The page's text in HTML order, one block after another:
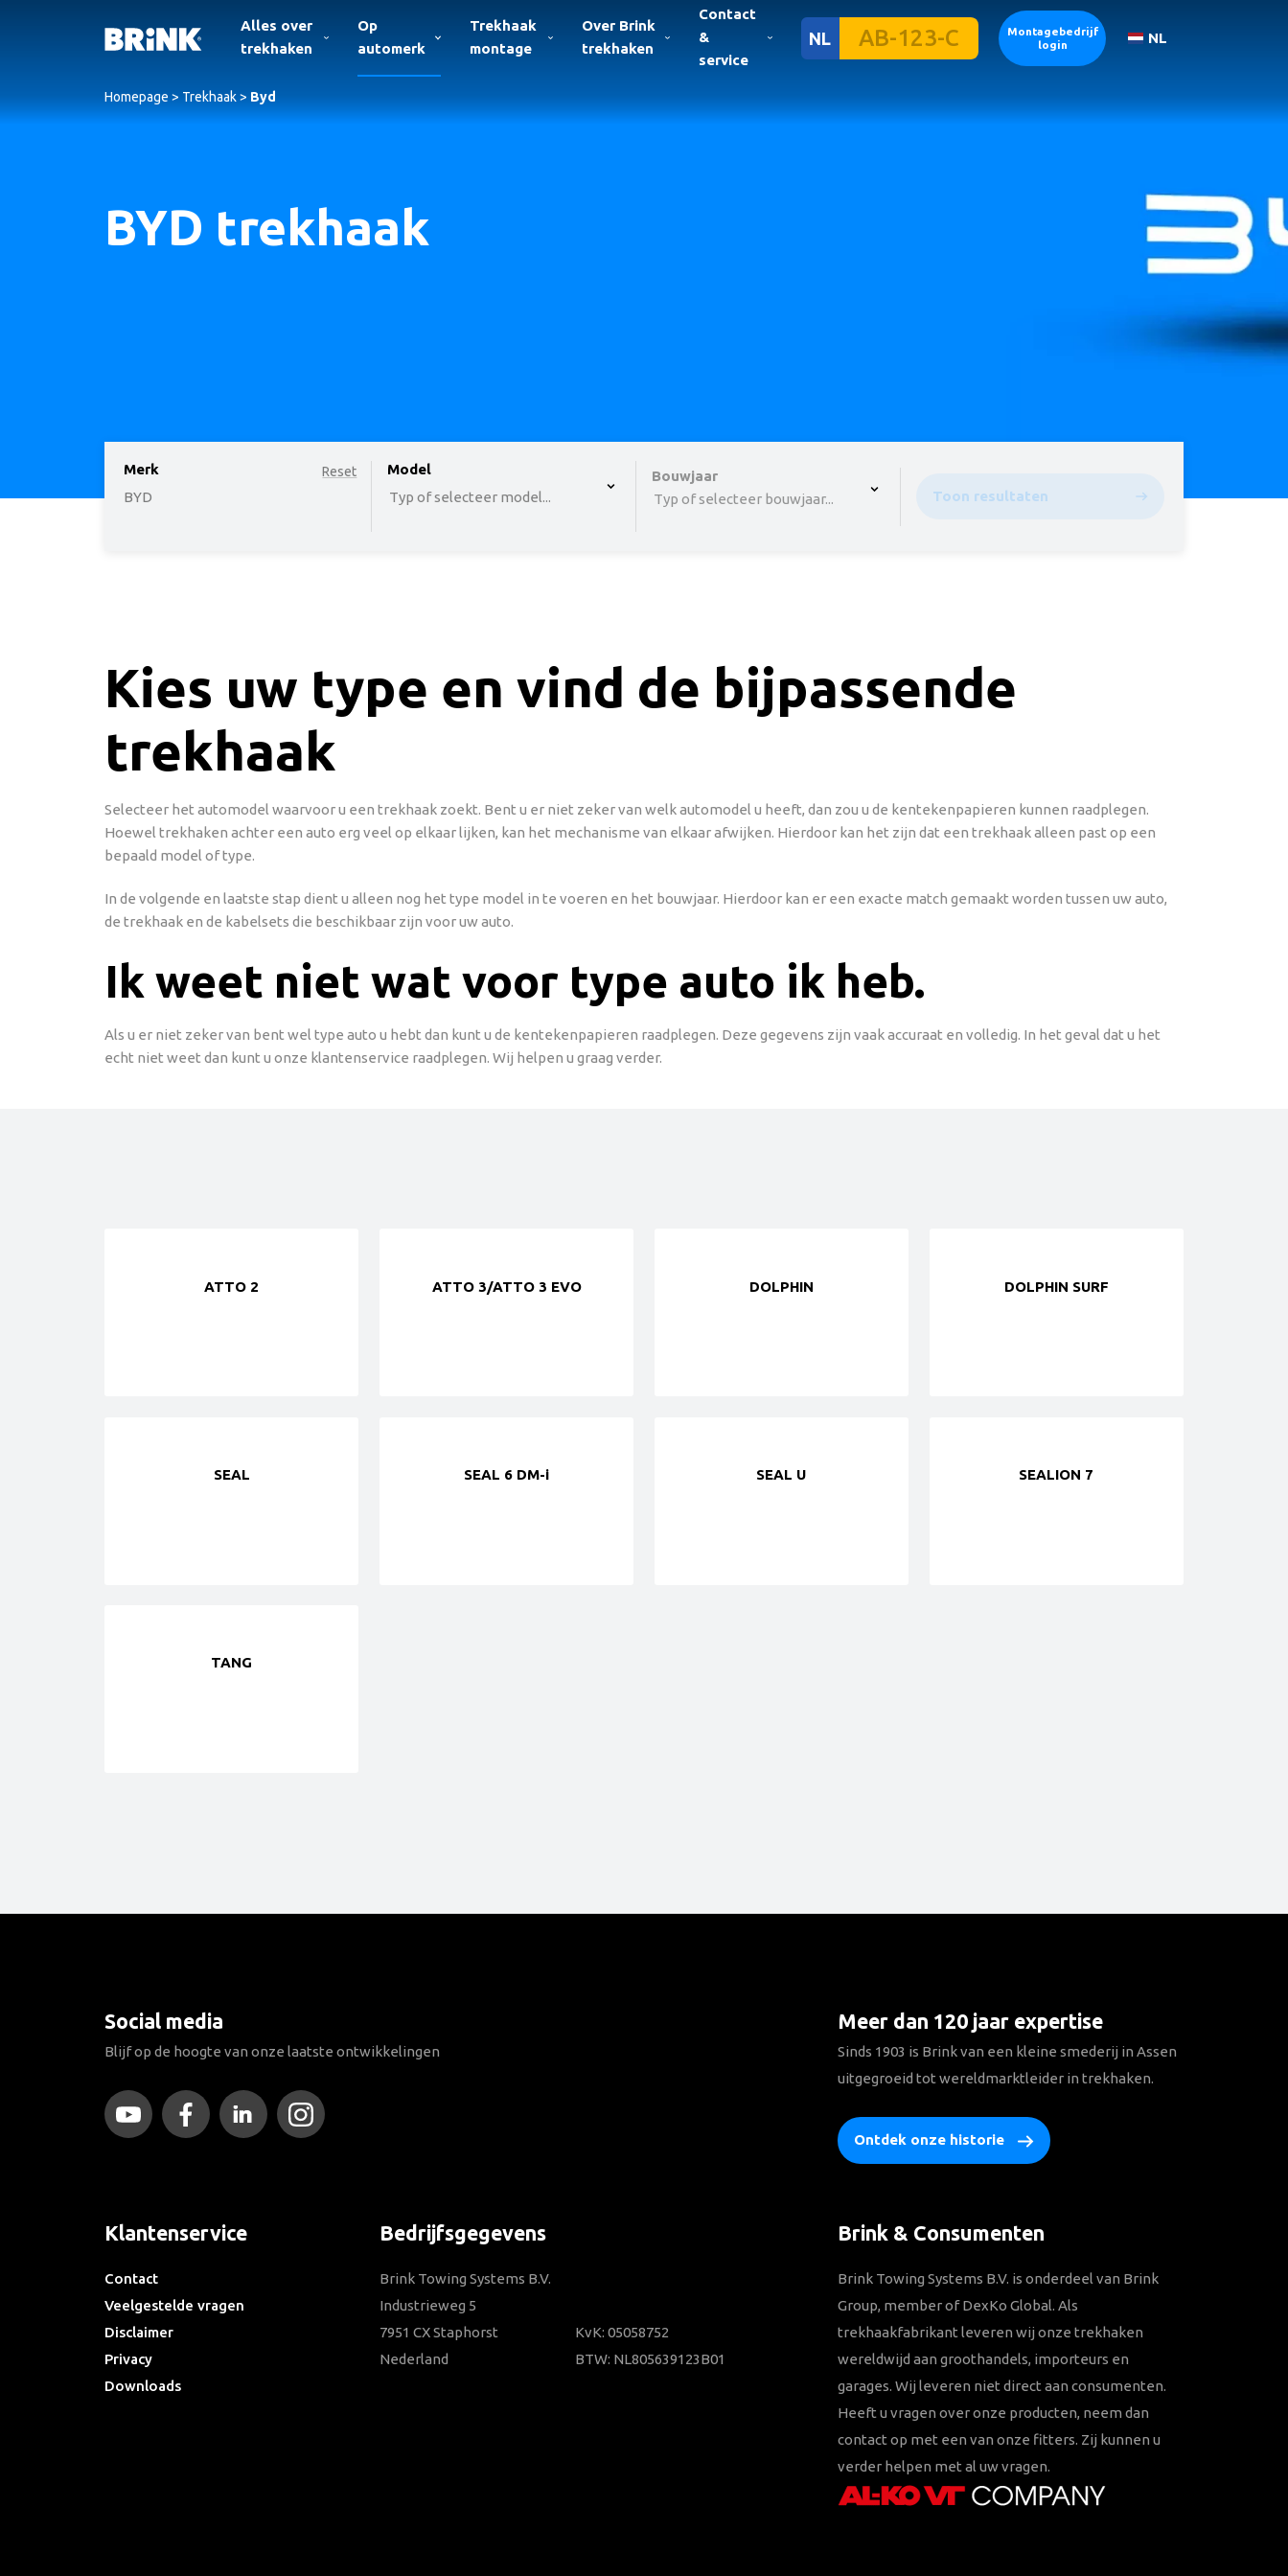
Alles over
trekhaken
Op
automerk
Trekhaak
montage
Over Brink
trekhaken
Contact
&
service
NL
Montagebedrijf
login
NL
Homepage > Trekhaak > Byd
BYD trekhaak
Reset
Merk
BYD
option , selected. Select is focused ,type to refine list, press Down to open the menu,
Model
Typ of selecteer model...
Bouwjaar
Typ of selecteer bouwjaar...
Toon resultaten
Kies uw type en vind de bijpassende
trekhaak
Selecteer het automodel waarvoor u een trekhaak zoekt. Bent u er niet zeker van welk automodel u heeft, dan zou u de kentekenpapieren kunnen raadplegen.
Hoewel trekhaken achter een auto erg veel op elkaar lijken, kan het mechanisme van elkaar afwijken. Hierdoor kan het zijn dat een trekhaak alleen past op een
bepaald model of type.
In de volgende en laatste stap dient u alleen nog het type model in te voeren en het bouwjaar. Hierdoor kan er een exacte match gemaakt worden tussen uw auto,
de trekhaak en de kabelsets die beschikbaar zijn voor uw auto.
Ik weet niet wat voor type auto ik heb.
Als u er niet zeker van bent wel type auto u hebt dan kunt u de kentekenpapieren raadplegen. Deze gegevens zijn vaak accuraat en volledig. In het geval dat u het
echt niet weet dan kunt u onze klantenservice raadplegen. Wij helpen u graag verder.
ATTO 2 ATTO 3/ATTO 3 EVO DOLPHIN DOLPHIN SURF
SEAL SEAL 6 DM-i SEAL U SEALION 7
TANG
Social media
Blijf op de hoogte van onze laatste ontwikkelingen
Meer dan 120 jaar expertise
Sinds 1903 is Brink van een kleine smederij in Assen
uitgegroeid tot wereldmarktleider in trekhaken.
Ontdek onze historie
Klantenservice
Contact
Veelgestelde vragen
Disclaimer
Privacy
Downloads
Bedrijfsgegevens
Brink Towing Systems B.V.
Industrieweg 5
7951 CX Staphorst
Nederland
KvK: 05058752
BTW: NL805639123B01
Brink & Consumenten
Brink Towing Systems B.V. is onderdeel van Brink
Group, member of DexKo Global. Als
trekhaakfabrikant leveren wij onze trekhaken
wereldwijd aan groothandels, importeurs en
garages. Wij leveren niet direct aan consumenten.
Heeft u vragen over onze producten, neem dan
contact op met een van onze fitters. Zij kunnen u
verder helpen met al uw vragen.